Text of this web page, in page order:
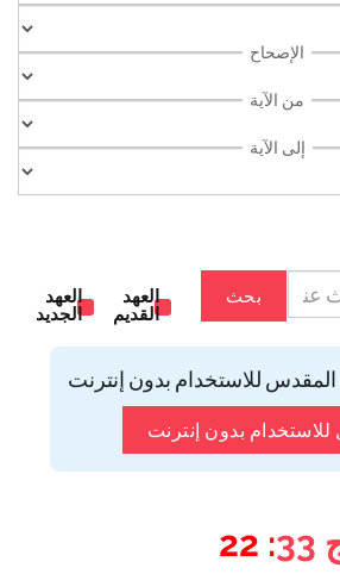
الإصحاح
من الآية
إلى الآية
بحث
العهد
القديم
العهد
الجديد
للاستخدام بدون إنترنت
للاستخدام بدون إنترنت
33
: 22